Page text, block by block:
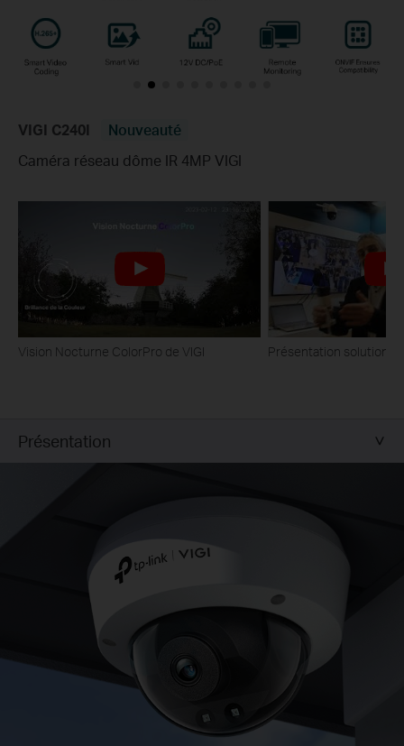
VIGI C240I
Nouveauté
Caméra réseau dôme IR 4MP VIGI
Vision Nocturne ColorPro de VIGI Présentation solution
Présentation